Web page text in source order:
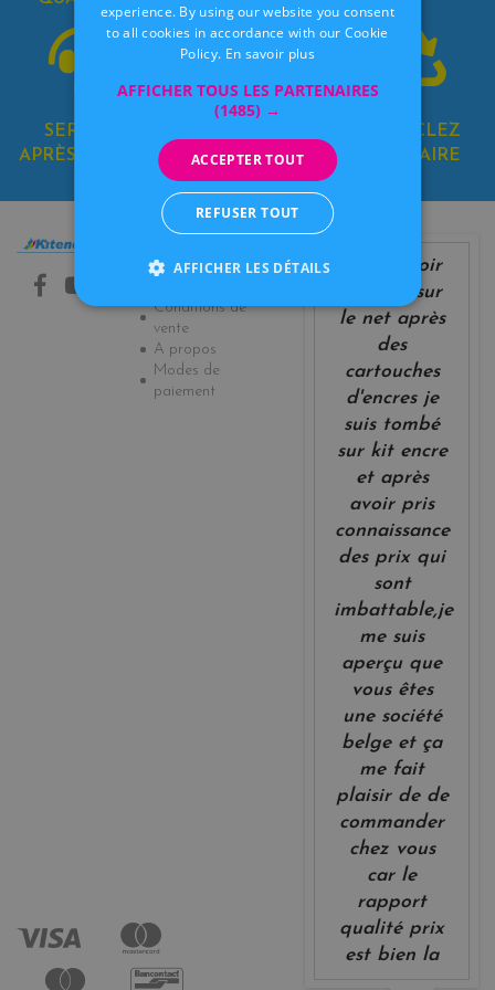
SERVICE
APRÈS-VENTE
EN BELGIQUE
RECYCLEZ
SOLIDAIRE
Contactez-nous
Conditions de
vente
A propos
Modes de
paiement
après avoir
cherché sur
le net après
des
cartouches
d'encres je
suis tombé
sur kit encre
et après
avoir pris
connaissance
des prix qui
sont
imbattable,je
me suis
aperçu que
vous êtes
une société
belge et ça
me fait
plaisir de de
commander
chez vous
car le
rapport
qualité prix
est bien la
experience. By using our website you consent
to all cookies in accordance with our Cookie
Policy. En savoir plus
AFFICHER TOUS LES PARTENAIRES
(1485) →
ACCEPTER TOUT
REFUSER TOUT
AFFICHER LES DÉTAILS